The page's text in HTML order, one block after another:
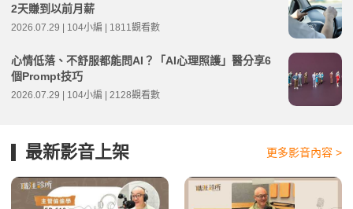
2天賺到以前月薪
2026.07.29 | 104小編 | 1811觀看數
心情低落、不舒服都能問AI？「AI心理照護」醫分享6
個Prompt技巧
2026.07.29 | 104小編 | 2128觀看數
最新影音上架 更多影音內容 >